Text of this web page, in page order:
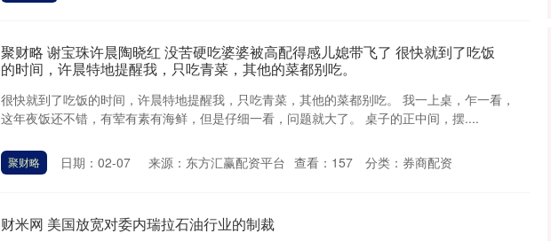
聚财略 谢宝珠许晨陶晓红 没苦硬吃婆婆被高配得感儿媳带飞了 很快就到了吃饭
的时间，许晨特地提醒我，只吃青菜，其他的菜都别吃。
很快就到了吃饭的时间，许晨特地提醒我，只吃青菜，其他的菜都别吃。 我一上桌，乍一看，
这年夜饭还不错，有荤有素有海鲜，但是仔细一看，问题就大了。 桌子的正中间，摆....
聚财略 日期：02-07 来源：东方汇赢配资平台 查看： 157 分类： 券商配资
财米网 美国放宽对委内瑞拉石油行业的制裁